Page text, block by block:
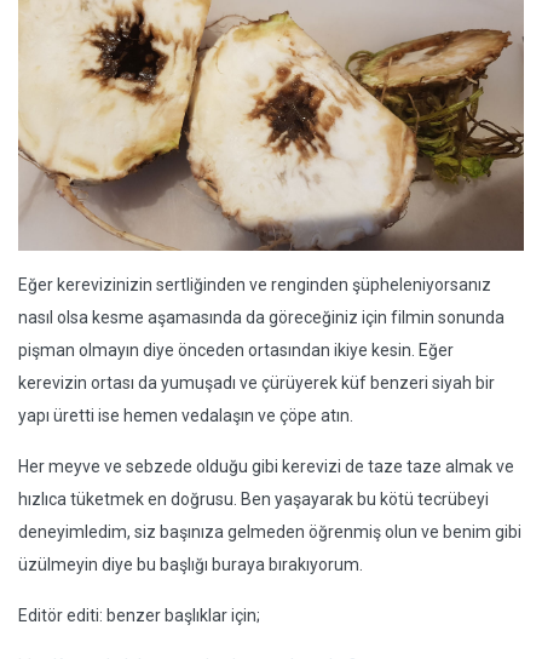
Eğer kerevizinizin sertliğinden ve renginden şüpheleniyorsanız
nasıl olsa kesme aşamasında da göreceğiniz için filmin sonunda
pişman olmayın diye önceden ortasından ikiye kesin. Eğer
kerevizin ortası da yumuşadı ve çürüyerek küf benzeri siyah bir
yapı üretti ise hemen vedalaşın ve çöpe atın.
Her meyve ve sebzede olduğu gibi kerevizi de taze taze almak ve
hızlıca tüketmek en doğrusu. Ben yaşayarak bu kötü tecrübeyi
deneyimledim, siz başınıza gelmeden öğrenmiş olun ve benim gibi
üzülmeyin diye bu başlığı buraya bırakıyorum.
Editör editi: benzer başlıklar için;